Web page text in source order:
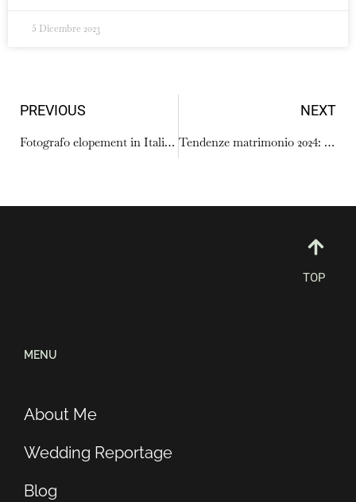
5 Dicembre 2023
PREVIOUS
Fotografo elopement in Italia: una nuova tendenza wedding
NEXT
Tendenze matrimonio 2024: cosa sceglieranno gli sposi?
TOP
MENU
About Me
Wedding Reportage
Blog